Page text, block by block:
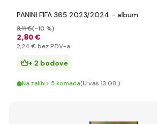
PANINI FIFA 365 2023/2024 - album
2,80 €
3,11 €(-10 %)
2,24 € bez PDV-a
+ 2 bodove
Na zalihi> 5 komada(U vas 13.08.)